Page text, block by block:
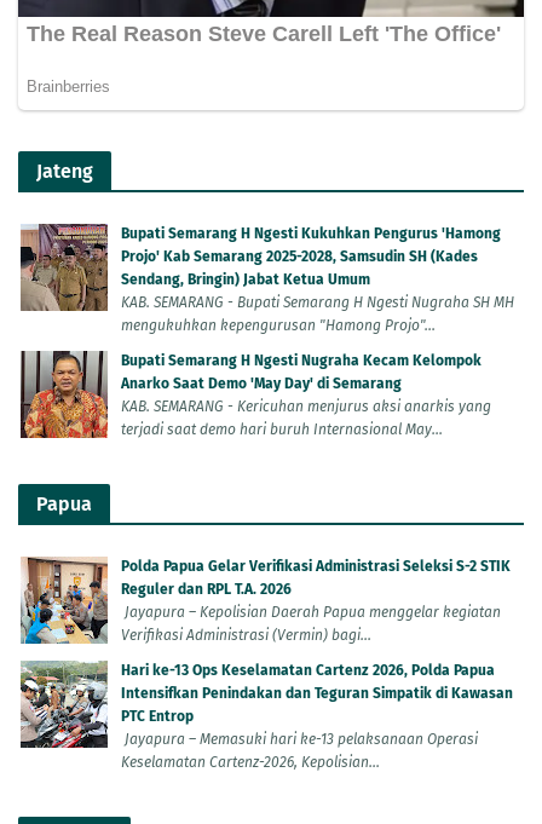
Jateng
Bupati Semarang H Ngesti Kukuhkan Pengurus 'Hamong
Projo' Kab Semarang 2025-2028, Samsudin SH (Kades
Sendang, Bringin) Jabat Ketua Umum
KAB. SEMARANG - Bupati Semarang H Ngesti Nugraha SH MH
mengukuhkan kepengurusan "Hamong Projo"...
Bupati Semarang H Ngesti Nugraha Kecam Kelompok
Anarko Saat Demo 'May Day' di Semarang
KAB. SEMARANG - Kericuhan menjurus aksi anarkis yang
terjadi saat demo hari buruh Internasional May...
Papua
Polda Papua Gelar Verifikasi Administrasi Seleksi S-2 STIK
Reguler dan RPL T.A. 2026
Jayapura – Kepolisian Daerah Papua menggelar kegiatan
Verifikasi Administrasi (Vermin) bagi...
Hari ke-13 Ops Keselamatan Cartenz 2026, Polda Papua
Intensifkan Penindakan dan Teguran Simpatik di Kawasan
PTC Entrop
Jayapura – Memasuki hari ke-13 pelaksanaan Operasi
Keselamatan Cartenz-2026, Kepolisian...